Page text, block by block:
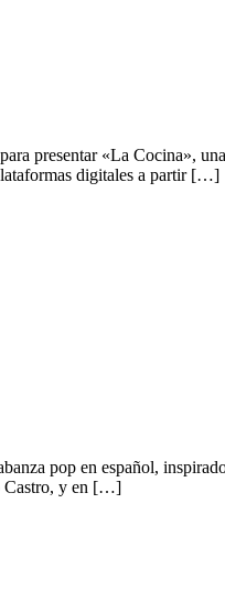
presentar «La Cocina»,
digitales a partir […]
pop en español,
Castro, y en […]